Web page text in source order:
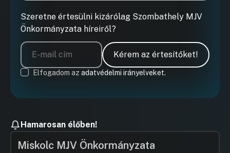
Szeretne értesülni kizárólag Szombathely MJV
Önkormányzata híreiről?
Kérem az értesítőket!
Elfogadom az adatvédelmi irányelveket.
Hamarosan élőben!
Miskolc MJV Önkormányzata